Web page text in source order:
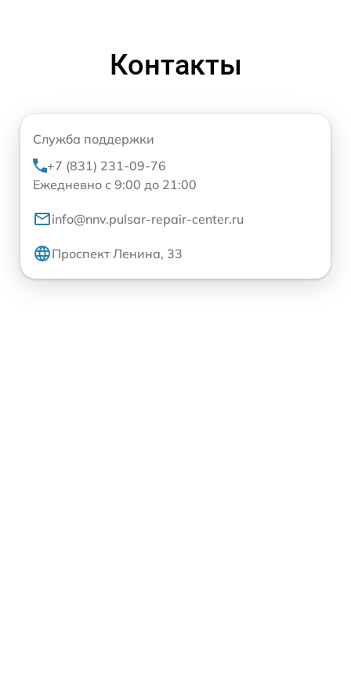
Контакты
Служба поддержки
+7 (831) 231-09-76
Ежедневно с 9:00 до 21:00
info@nnv.pulsar-repair-center.ru
Проспект Ленина, 33